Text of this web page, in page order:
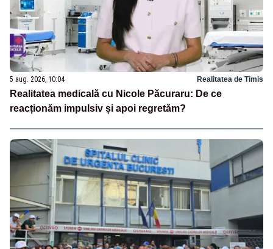
5 aug. 2026, 10:04 Realitatea de Timis
Realitatea medicală cu Nicole Păcuraru: De ce
reacționăm impulsiv și apoi regretăm?